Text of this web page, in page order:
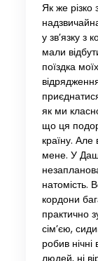
Як же різко
у зв’язку з
мали
поїздка
як ми
що ця
країну. Але
мене. У
натомість.
кордони
практично
сім’єю,
робив
людей, ні